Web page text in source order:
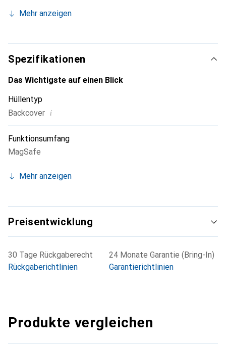
unverzichtbaren Accessoire Ihres Smartphones. Die Marke
anerkannt und eine sichere Wahl für eine anspruchsvolle
Kundschaft.
Mehr anzeigen
Spezifikationen
Das Wichtigste auf einen Blick
Hüllentyp
Backcover i
Funktionsumfang
MagSafe
Mehr anzeigen
Preisentwicklung
30 Tage Rückgaberecht
Rückgaberichtlinien
24 Monate Garantie (Bring-In)
Garantierichtlinien
Produkte vergleichen